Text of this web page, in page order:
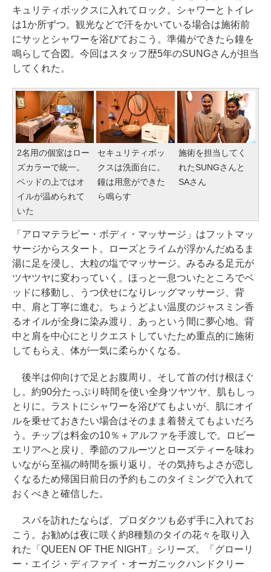
キュリティボックスに入れてロック。シャワーとトイレ
は1か所ずつ。観光などで汗をかいている場合は施術前
にサッとシャワーを浴びておこう。準備ができたら鐘を
鳴らして合図。今回はスタッフ歴5年のSUNGさんが担当
してくれた。
2名用の個室はロー
ズカラーで統一。
ベッドの上ではオ
イルが温められて
いた
セキュリティボッ
クスは洗面台に。
鐘は用意ができた
ら鳴らす
施術を担当してく
れたSUNGさんと
SAさん
「アロマテラピー・ボディ・マッサージ」はフットマッ
サージからスタート。ローズとライムが浮かんだぬるま
湯に足を浸し、大粒の塩でマッサージ。みるみる足元が
ツヤツヤに変わっていく。ほっと一息ついたところでベ
ッドに移動し、うつ伏せになりレッグマッサージ、背
中、肩と丁寧に進む。ちょうどよい温度のジャスミン香
るオイルが全身に染み渡り、あっという間に夢心地。背
中と肩を中心にとリクエストしていたため重点的に施術
してもらえ、体が一気に柔らかくなる。
後半は仰向けで足とお腹周り。そして首の付け根ほぐ
し。約90分たっぷり時間を使い全身ツヤツヤ、肌もしっ
とりに。ラストにシャワーを浴びてもよいが、肌にオイ
ルを乗せておきたい場合はそのまま着替えてもよいだろ
う。チップは料金の10％＋アルファを手渡しで。ロビー
エリアへと戻り、季節のフルーツとローズティーを味わ
いながら至福の時間を振り返り。その気持ちよさが恋し
くなるため帰国日前日の予約もこのタイミングで入れて
おくべきと確信した。
スパを訪れたならば、プロダクツも必ず手に入れてお
こう。お勧めは夜に咲く約8種類のタイの花々を取り入
れた「QUEEN OF THE NIGHT」シリーズ。「グローリ
ー・エイジ・ディファイ・オーガニックハンドクリー